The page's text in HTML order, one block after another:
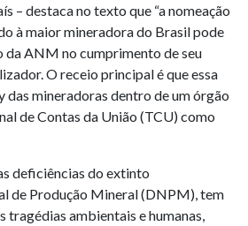
– destaca no texto que “a nomeação
à maior mineradora do Brasil pode
da ANM no cumprimento de seu
O receio principal é que essa
mineradoras dentro de um órgão
de Contas da União (TCU) como
deficiências do extinto
de Produção Mineral (DNPM), tem
tragédias ambientais e humanas,